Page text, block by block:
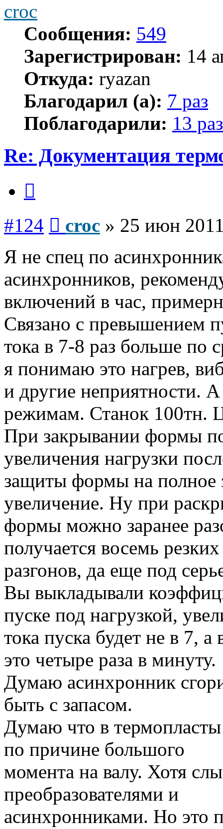
croc
Сообщения: 549
Зарегистрирован: 14
Откуда: ryazan
Благодарил (а): 7 раз
Поблагодарили: 13 раз
Re: Документация
#124 croc » 25 июн
Я не спец по
асинхронников,
включений в час,
Связано с превышением
тока в 7-8 раз больше по
я понимаю это нагрев,
и другие неприятности.
режимам. Станок 100тн.
При закрывании формы
увеличения нагрузки
защиты формы на полное
увеличение. Ну при
формы можно заранее
получается восемь резких
разгонов, да еще под
Вы выкладывали
пуске под нагрузкой,
тока пуска будет не в 7,
это четыре раза в минуту.
Думаю асинхронник
быть с запасом.
Думаю что в
по причине большого
момента на валу. Хотя
преобразователями и
асинхронниками. Но это